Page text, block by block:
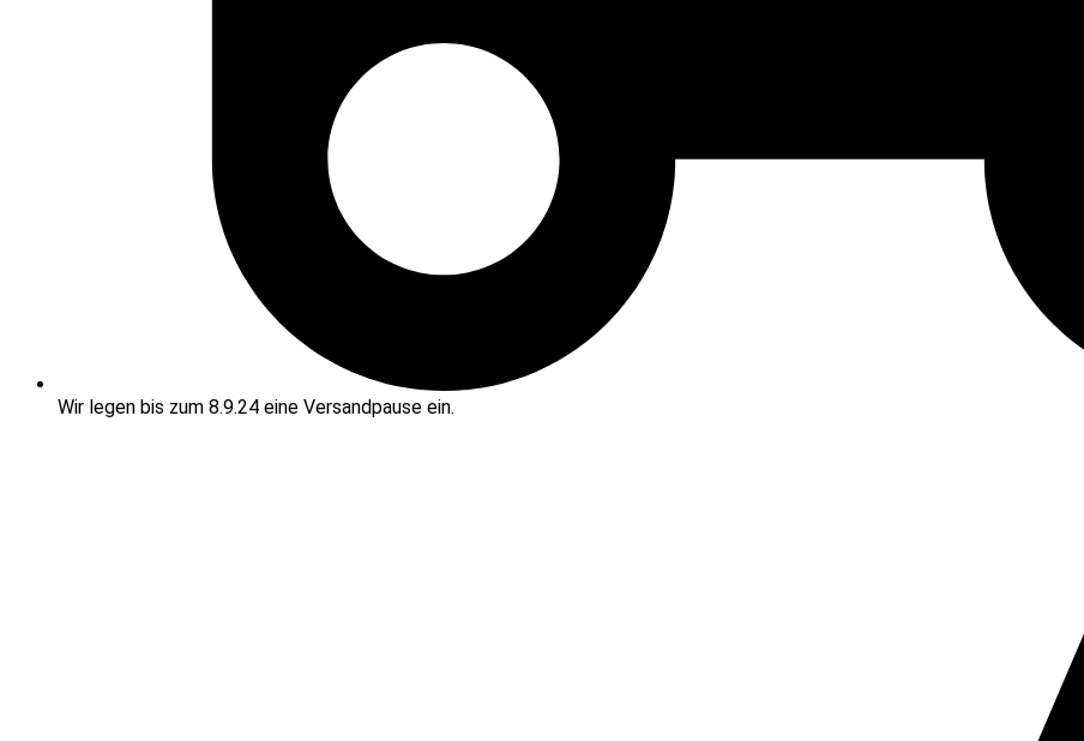
Wir legen bis zum 8.9.24 eine Versandpause ein.